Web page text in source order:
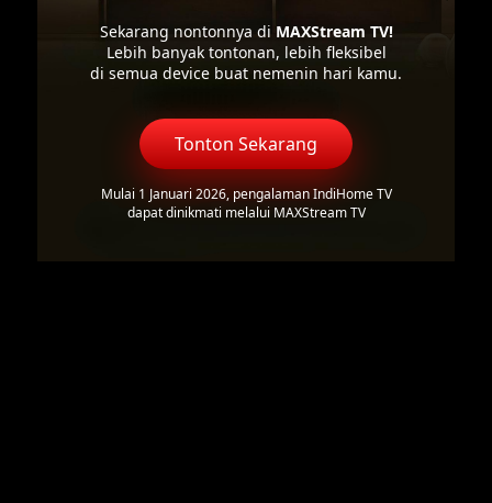
Sekarang nontonnya di MAXStream TV!
Lebih banyak tontonan, lebih fleksibel
di semua device buat nemenin hari kamu.
Tonton Sekarang
Mulai 1 Januari 2026, pengalaman IndiHome TV
dapat dinikmati melalui MAXStream TV